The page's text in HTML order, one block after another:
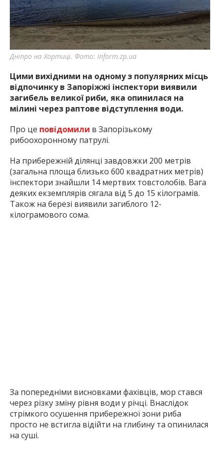
найважливішу інформацію про події
міста Запоріжжя та області.
Дніпро на Хортиці. Фото: Inform.zp.ua
Цими вихідними на одному з популярних місць
відпочинку в Запоріжжі інспектори виявили
загибель великої риби, яка опинилася на
мілині через раптове відступлення води.
Про це повідомили в Запорізькому
рибоохоронному патрулі.
На прибережній ділянці завдовжки 200 метрів
(загальна площа близько 600 квадратних метрів)
інспектори знайшли 14 мертвих товстолобів. Вага
деяких екземплярів сягала від 5 до 15 кілограмів.
Також на березі виявили загиблого 12-
кілограмового сома.
За попередніми висновками фахівців, мор стався
через різку зміну рівня води у річці. Внаслідок
стрімкого осушення прибережної зони риба
просто не встигла відійти на глибину та опинилася
на суші.